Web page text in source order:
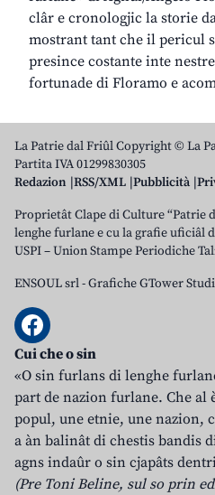
clâr e cronologjic la storie
mostrant tant che il pericul
presince costante inte
fortunade di Floramo e
La Patrie dal Friûl Copyright © La
Partita IVA 01299830305
Redazion RSS/XML Pubblicità
Proprietât Clape di Culture “Patrie
lenghe furlane e cu la grafie uficiâl
USPI – Union Stampe Periodiche
ENSOUL srl-Grafiche GTower
Cui che o sin
«O sin furlans di lenghe
part de nazion furlane. Che al
popul, une etnie, une nazion,
a àn balinât di chestis bandis
agns indaûr o sin cjapâts
(Pre Toni Beline, sul so prin